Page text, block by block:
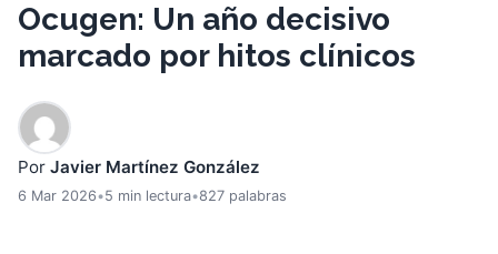
Ocugen: Un año decisivo
marcado por hitos clínicos
Por Javier Martínez González
6 Mar 2026•5 min lectura•827 palabras